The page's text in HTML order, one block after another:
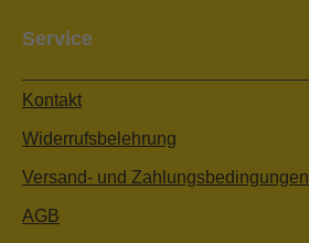
Service
Kontakt
Widerrufsbelehrung
Versand- und Zahlungsbedingungen
AGB